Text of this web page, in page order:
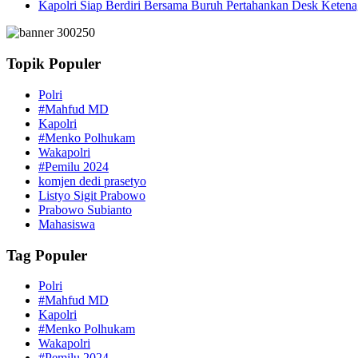
Kapolri Siap Berdiri Bersama Buruh Pertahankan Desk
Topik Populer
Polri
#Mahfud MD
Kapolri
#Menko Polhukam
Wakapolri
#Pemilu 2024
komjen dedi prasetyo
Listyo Sigit Prabowo
Prabowo Subianto
Mahasiswa
Tag Populer
Polri
#Mahfud MD
Kapolri
#Menko Polhukam
Wakapolri